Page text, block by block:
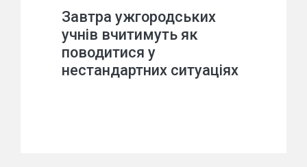
Завтра ужгородських
учнів вчитимуть як
поводитися у
нестандартних ситуаціях